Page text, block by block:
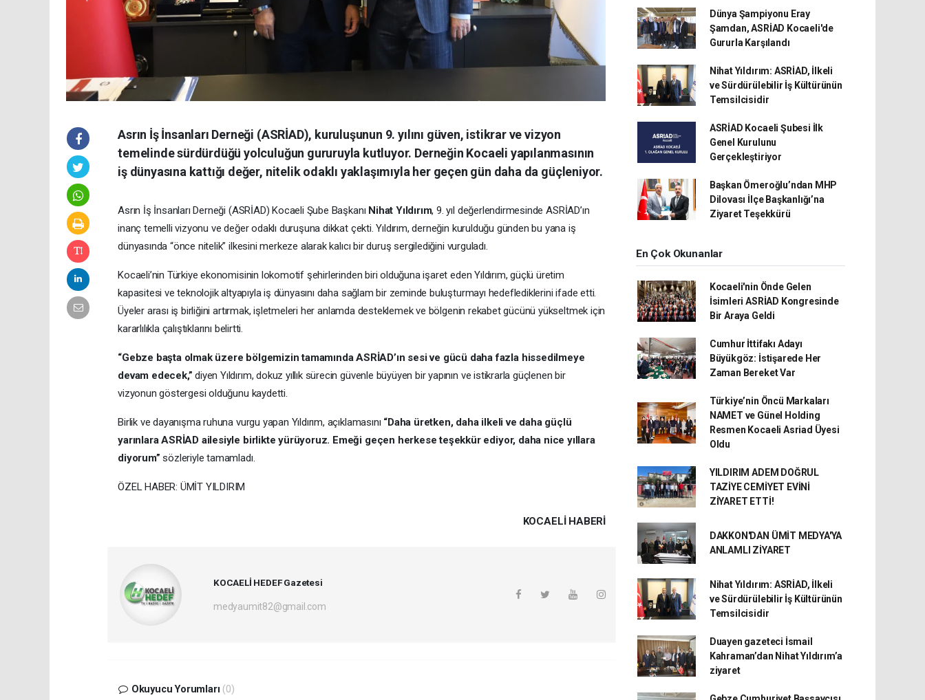
Asrın İş İnsanları Derneği (ASRİAD), kuruluşunun 9. yılını güven, istikrar ve vizyon
temelinde sürdürdüğü yolculuğun gururuyla kutluyor. Derneğin Kocaeli yapılanmasının
iş dünyasına kattığı değer, nitelik odaklı yaklaşımıyla her geçen gün daha da güçleniyor.
Asrın İş İnsanları Derneği (ASRİAD) Kocaeli Şube Başkanı Nihat Yıldırım, 9. yıl değerlendirmesinde ASRİAD’ın
inanç temelli vizyonu ve değer odaklı duruşuna dikkat çekti. Yıldırım, derneğin kurulduğu günden bu yana iş
dünyasında “önce nitelik” ilkesini merkeze alarak kalıcı bir duruş sergilediğini vurguladı.
Kocaeli’nin Türkiye ekonomisinin lokomotif şehirlerinden biri olduğuna işaret eden Yıldırım, güçlü üretim
kapasitesi ve teknolojik altyapıyla iş dünyasını daha sağlam bir zeminde buluşturmayı hedeflediklerini ifade etti.
Üyeler arası iş birliğini artırmak, işletmeleri her anlamda desteklemek ve bölgenin rekabet gücünü yükseltmek için
kararlılıkla çalıştıklarını belirtti.
“Gebze başta olmak üzere bölgemizin tamamında ASRİAD’ın sesi ve gücü daha fazla hissedilmeye
devam edecek,” diyen Yıldırım, dokuz yıllık sürecin güvenle büyüyen bir yapının ve istikrarla güçlenen bir
vizyonun göstergesi olduğunu kaydetti.
Birlik ve dayanışma ruhuna vurgu yapan Yıldırım, açıklamasını “Daha üretken, daha ilkeli ve daha güçlü
yarınlara ASRİAD ailesiyle birlikte yürüyoruz. Emeği geçen herkese teşekkür ediyor, daha nice yıllara
diyorum” sözleriyle tamamladı.
ÖZEL HABER: ÜMİT YILDIRIM
KOCAELI HABERİ
KOCAELİ HEDEF Gazetesi
medyaumit82@gmail.com
Okuyucu Yorumları (0)
Dünya Şampiyonu Eray
Şamdan, ASRİAD Kocaeli'de
Gururla Karşılandı
Nihat Yıldırım: ASRİAD, İlkeli
ve Sürdürülebilir İş Kültürünün
Temsilcisidir
ASRİAD Kocaeli Şubesi İlk
Genel Kurulunu
Gerçekleştiriyor
Başkan Ömeroğlu’ndan MHP
Dilovası İlçe Başkanlığı’na
Ziyaret Teşekkürü
En Çok Okunanlar
Kocaeli'nin Önde Gelen
İsimleri ASRİAD Kongresinde
Bir Araya Geldi
Cumhur İttifakı Adayı
Büyükgöz: İstişarede Her
Zaman Bereket Var
Türkiye’nin Öncü Markaları
NAMET ve Günel Holding
Resmen Kocaeli Asriad Üyesi
Oldu
YILDIRIM ADEM DOĞRUL
TAZİYE CEMİYET EVİNİ
ZİYARET ETTİ!
DAKKON'DAN ÜMİT MEDYA'YA
ANLAMLI ZİYARET
Nihat Yıldırım: ASRİAD, İlkeli
ve Sürdürülebilir İş Kültürünün
Temsilcisidir
Duayen gazeteci İsmail
Kahraman’dan Nihat Yıldırım’a
ziyaret